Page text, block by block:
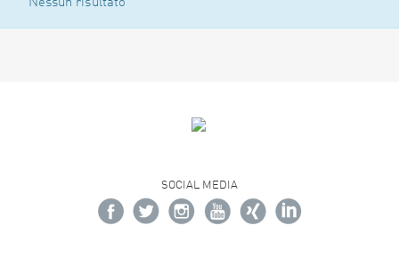
Nessun risultato
SOCIAL MEDIA